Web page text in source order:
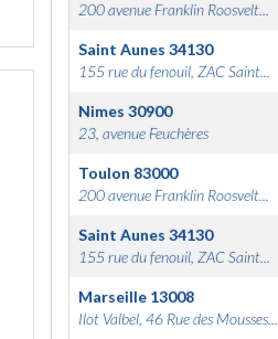
200 avenue Franklin Roosvelt...
Saint Aunes 34130
155 rue du fenouil, ZAC Saint...
Nimes 30900
23, avenue Feuchères
Toulon 83000
200 avenue Franklin Roosvelt...
Saint Aunes 34130
155 rue du fenouil, ZAC Saint...
Marseille 13008
Ilot Valbel, 46 Rue des Mousses...